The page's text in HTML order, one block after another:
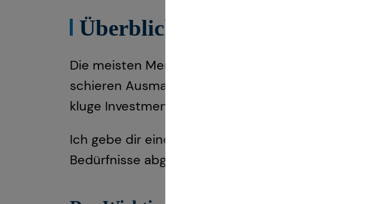
Überblick Investment
Die meisten Menschen möchten gerne
schieren Ausmaß der Möglichkeiten
kluge Investments die individuellen Ziele und
Ich gebe dir einen Überblick über die
Bedürfnisse abgestimmte Anlagestrategie.